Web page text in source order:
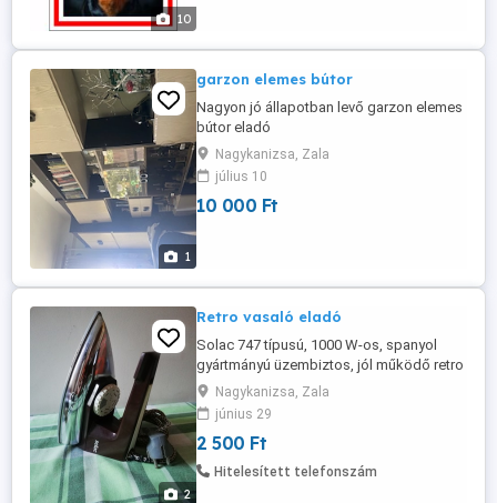
10
táblád ...
1
garzon elemes bútor
Nagyon jó állapotban levő garzon elemes
bútor eladó
Nagykanizsa, Zala
július 10
10 000 Ft
2
Retro vasaló eladó
Solac 747 típusú, 1000 W-os, spanyol
gyártmányú üzembiztos, jól működő retro
vasaló eladó. Ára: 2500 Ft. Átvehető
Nagykanizsán vagy Balatonmáriafürdőn.
Nagykanizsa, Zala
június 29
2 500 Ft
Hitelesített telefonszám